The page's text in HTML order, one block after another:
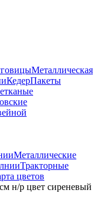
Металлическая
КедерПакеты
Металлические
Тракторные
цветов
н/р цвет сиреневый